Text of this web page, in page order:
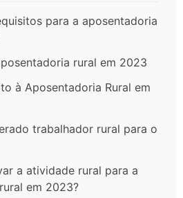
para a aposentadoria
rural em 2023
à Aposentadoria Rural em
trabalhador rural para o
a atividade rural para a
em 2023?